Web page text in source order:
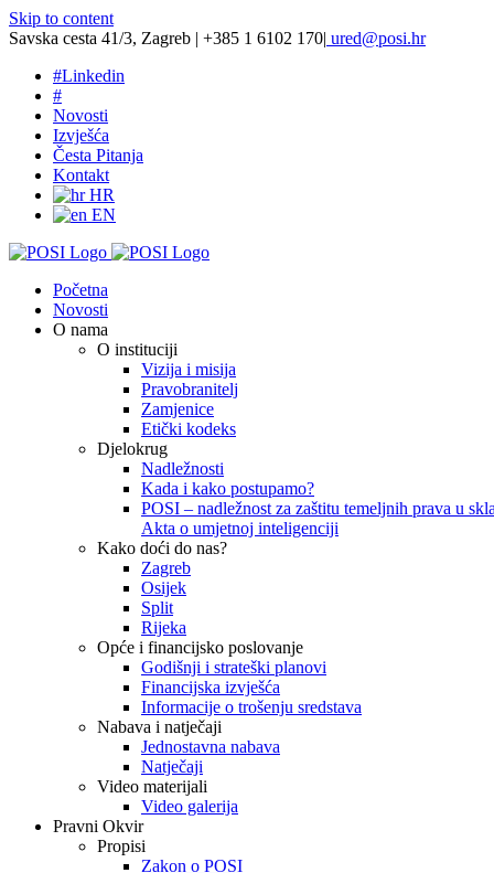
Skip to content
Savska cesta 41/3, Zagreb | +385 1 6102 170| ured@posi.hr
#Linkedin
#
Novosti
Izvješća
Česta Pitanja
Kontakt
HR
EN
Početna
Novosti
O nama
O instituciji
Vizija i misija
Pravobranitelj
Zamjenice
Etički kodeks
Djelokrug
Nadležnosti
Kada i kako postupamo?
POSI – nadležnost za zaštitu temeljnih prava u
Akta o umjetnoj inteligenciji
Kako doći do nas?
Zagreb
Osijek
Split
Rijeka
Opće i financijsko poslovanje
Godišnji i strateški planovi
Financijska izvješća
Informacije o trošenju sredstava
Nabava i natječaji
Jednostavna nabava
Natječaji
Video materijali
Video galerija
Pravni Okvir
Propisi
Zakon o POSI